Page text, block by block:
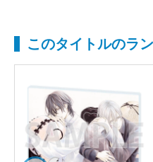
このタイトルのラ